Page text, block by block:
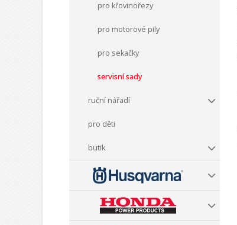
pro křovinořezy
pro motorové pily
pro sekačky
servisní sady
ruční nářadí
pro děti
butik